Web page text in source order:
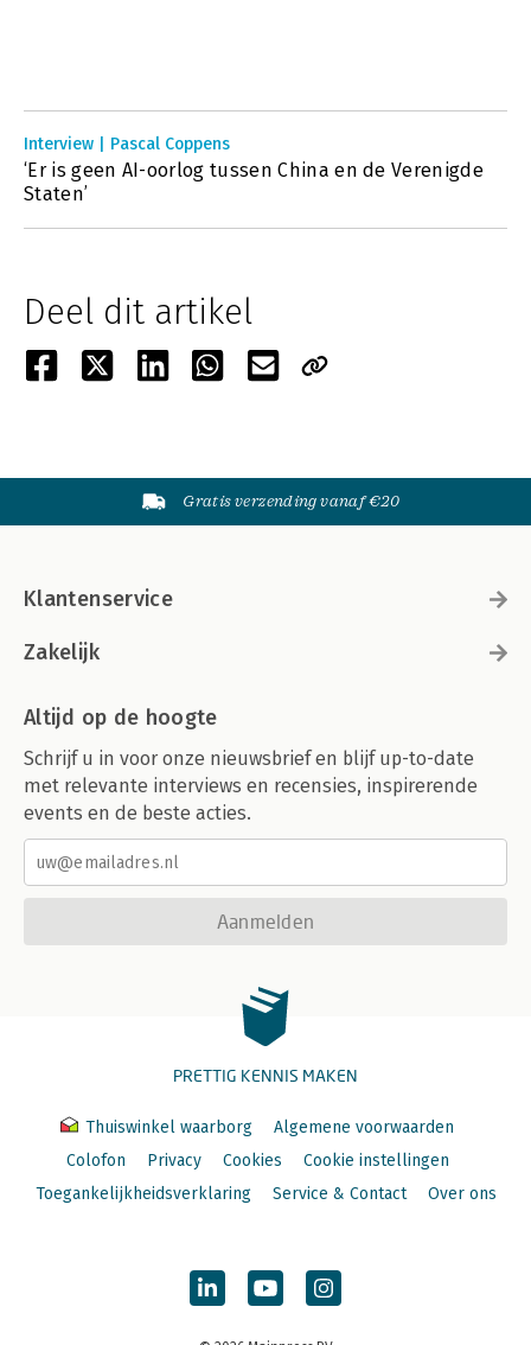
Interview | Pascal Coppens
‘Er is geen AI-oorlog tussen China en de Verenigde
Staten’
Deel dit artikel
Gratis verzending vanaf €20
Klantenservice
Zakelijk
Altijd op de hoogte
Schrijf u in voor onze nieuwsbrief en blijf up-to-date
met relevante interviews en recensies, inspirerende
events en de beste acties.
Aanmelden
PRETTIG KENNIS MAKEN
Thuiswinkel waarborg
Algemene voorwaarden
Colofon
Privacy Cookies
Cookie instellingen
Toegankelijkheidsverklaring
Service & Contact Over ons